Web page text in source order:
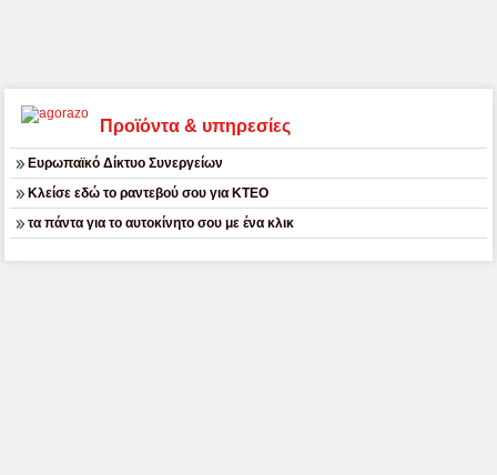
Προϊόντα & υπηρεσίες
Ευρωπαϊκό Δίκτυο Συνεργείων
Κλείσε εδώ το ραντεβού σου για ΚΤΕΟ
τα πάντα για το αυτοκίνητο σου με ένα κλικ